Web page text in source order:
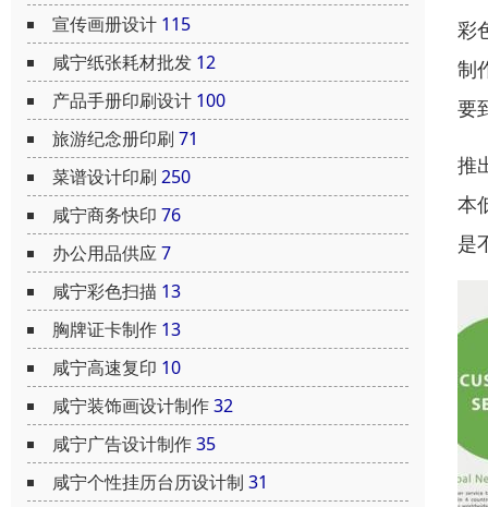
宣传画册设计 115
咸宁纸张耗材批发 12
产品手册印刷设计 100
旅游纪念册印刷 71
菜谱设计印刷 250
咸宁商务快印 76
办公用品供应7
咸宁彩色扫描 13
胸牌证卡制作 13
咸宁高速复印 10
咸宁装饰画设计制作32
咸宁广告设计制作35
咸宁个性挂历台历设计制 31
彩
制
要
推
本
是